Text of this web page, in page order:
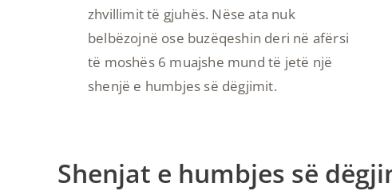
zhvillimit të gjuhës. Nëse ata nuk
belbëzojnë ose buzëqeshin deri në afërsi
të moshës 6 muajshe mund të jetë një
shenjë e humbjes së dëgjimit.
Shenjat e humbjes së